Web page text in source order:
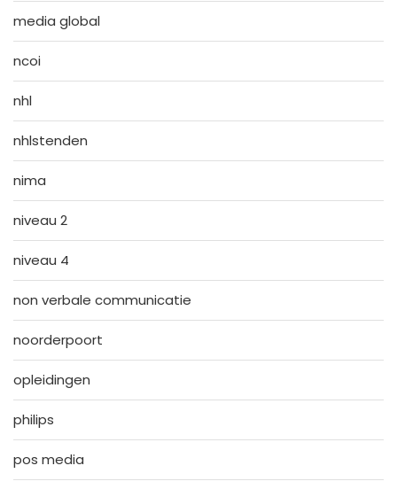
media global
ncoi
nhl
nhlstenden
nima
niveau 2
niveau 4
non verbale communicatie
noorderpoort
opleidingen
philips
pos media